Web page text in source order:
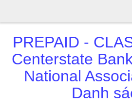
BIN
Số
PREPAID -
Centerstate
National
Danh